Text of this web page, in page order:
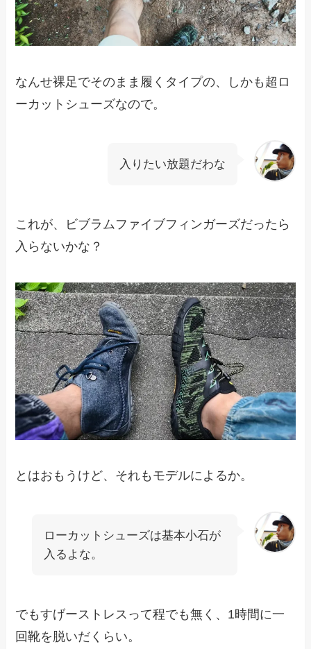
なんせ裸足でそのまま履くタイプの、しかも超ロ
ーカットシューズなので。
入りたい放題だわな
これが、ビブラムファイブフィンガーズだったら
入らないかな？
とはおもうけど、それもモデルによるか。
ローカットシューズは基本小石が
入るよな。
でもすげーストレスって程でも無く、1時間に一
回靴を脱いだくらい。